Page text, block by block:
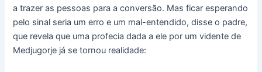
a trazer as pessoas para a conversão. Mas ficar esperando
pelo sinal seria um erro e um mal-entendido, disse o padre,
que revela que uma profecia dada a ele por um vidente de
Medjugorje já se tornou realidade: